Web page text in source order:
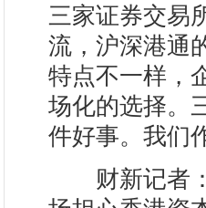
三家证券交易
流，沪深港通
特点不一样，
场化的选择。
件好事。我们
财新记者：